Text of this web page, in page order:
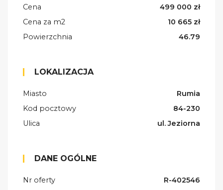
Cena
499 000 zł
Cena za m2
10 665 zł
Powierzchnia
46.79
LOKALIZACJA
Miasto
Rumia
Kod pocztowy
84-230
Ulica
ul. Jeziorna
DANE OGÓLNE
Nr oferty
R-402546